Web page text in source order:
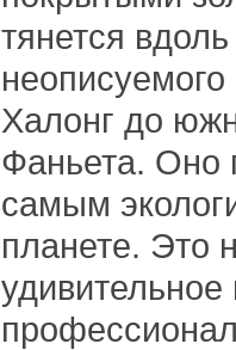
тянется
Халонг до
Фаньета. Оно
самым
планете. Это